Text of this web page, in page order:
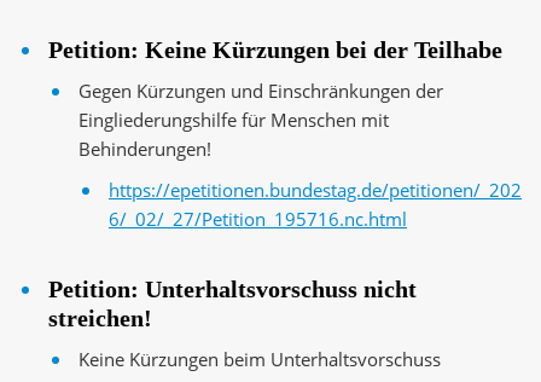
Petition: Keine Kürzungen bei der Teilhabe
Gegen Kürzungen und Einschränkungen der
Eingliederungshilfe für Menschen mit
Behinderungen!
https://epetitionen.bundestag.de/petitionen/_202
6/_02/_27/Petition_195716.nc.html
Petition: Unterhaltsvorschuss nicht
streichen!
Keine Kürzungen beim Unterhaltsvorschuss